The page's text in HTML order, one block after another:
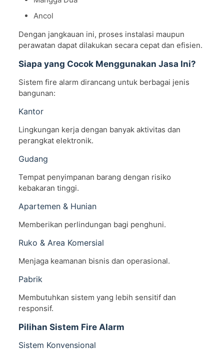
Ancol
Dengan jangkauan ini, proses instalasi maupun
perawatan dapat dilakukan secara cepat dan efisien.
Siapa yang Cocok Menggunakan Jasa Ini?
Sistem fire alarm dirancang untuk berbagai jenis
bangunan:
Kantor
Lingkungan kerja dengan banyak aktivitas dan
perangkat elektronik.
Gudang
Tempat penyimpanan barang dengan risiko
kebakaran tinggi.
Apartemen & Hunian
Memberikan perlindungan bagi penghuni.
Ruko & Area Komersial
Menjaga keamanan bisnis dan operasional.
Pabrik
Membutuhkan sistem yang lebih sensitif dan
responsif.
Pilihan Sistem Fire Alarm
Sistem Konvensional